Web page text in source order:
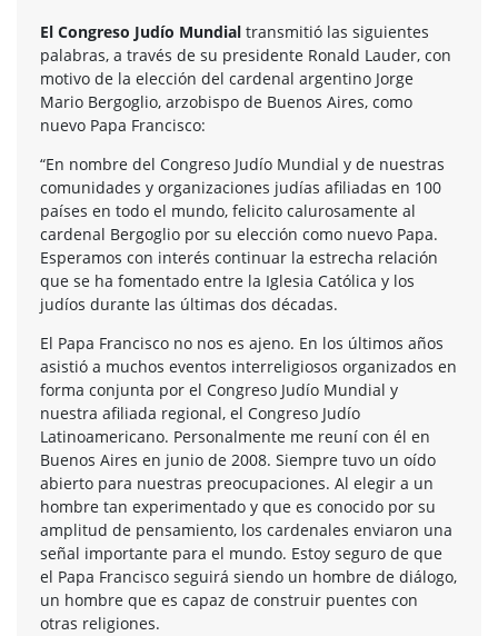
El Congreso Judío Mundial transmitió las siguientes
palabras, a través de su presidente Ronald Lauder, con
motivo de la elección del cardenal argentino Jorge
Mario Bergoglio, arzobispo de Buenos Aires, como
nuevo Papa Francisco:
“En nombre del Congreso Judío Mundial y de nuestras
comunidades y organizaciones judías afiliadas en 100
países en todo el mundo, felicito calurosamente al
cardenal Bergoglio por su elección como nuevo Papa.
Esperamos con interés continuar la estrecha relación
que se ha fomentado entre la Iglesia Católica y los
judíos durante las últimas dos décadas.
El Papa Francisco no nos es ajeno. En los últimos años
asistió a muchos eventos interreligiosos organizados en
forma conjunta por el Congreso Judío Mundial y
nuestra afiliada regional, el Congreso Judío
Latinoamericano. Personalmente me reuní con él en
Buenos Aires en junio de 2008. Siempre tuvo un oído
abierto para nuestras preocupaciones. Al elegir a un
hombre tan experimentado y que es conocido por su
amplitud de pensamiento, los cardenales enviaron una
señal importante para el mundo. Estoy seguro de que
el Papa Francisco seguirá siendo un hombre de diálogo,
un hombre que es capaz de construir puentes con
otras religiones.